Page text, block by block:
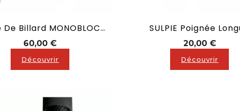
Queue De Billard MONOBLOC En Fibre De Verre En 120 Cm
60,00 €Prix
Découvrir
SULPIE Poignée
20,00 €Prix
Découvrir